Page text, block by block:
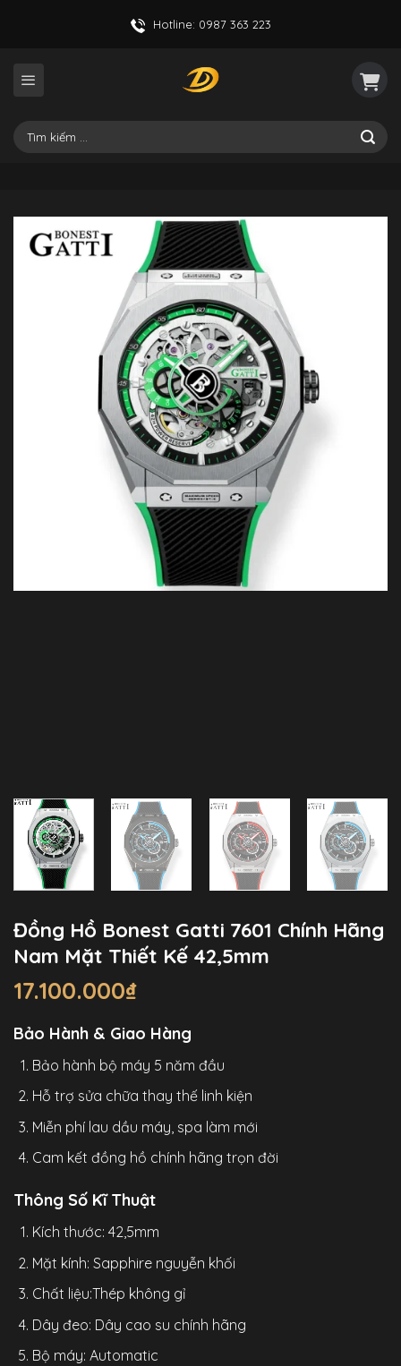
Hotline: 0987 363 223
Tìm
kiếm:
Đồng Hồ Bonest Gatti 7601 Chính Hãng
Nam Mặt Thiết Kế 42,5mm
17.100.000₫
Bảo Hành & Giao Hàng
Bảo hành bộ máy 5 năm đầu
Hỗ trợ sửa chữa thay thế linh kiện
Miễn phí lau dầu máy, spa làm mới
Cam kết đồng hồ chính hãng trọn đời
Thông Số Kĩ Thuật
Kích thước: 42,5mm
Mặt kính: Sapphire nguyễn khối
Chất liệu:Thép không gỉ
Dây đeo: Dây cao su chính hãng
Bộ máy: Automatic